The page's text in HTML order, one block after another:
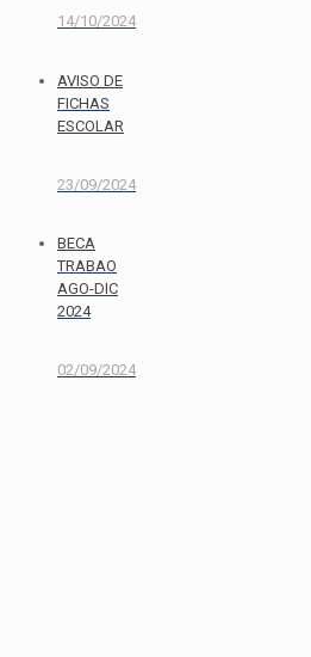
14/10/2024
AVISO DE
FICHAS
ESCOLAR
23/09/2024
BECA
TRABAO
AGO-DIC
2024
02/09/2024